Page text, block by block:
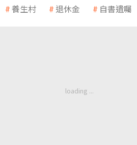
養生村 退休金 自書遺囑